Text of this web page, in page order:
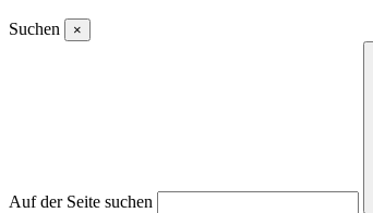
Suchen ×
Auf der Seite suchen